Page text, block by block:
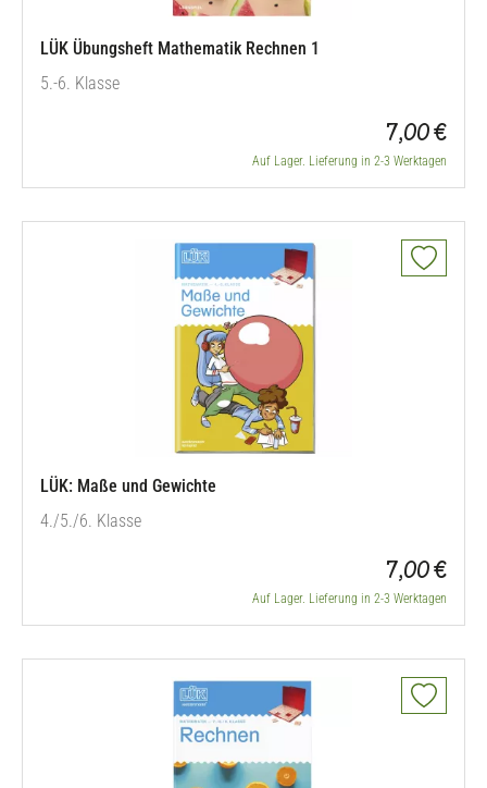
LÜK Übungsheft Mathematik Rechnen 1
5.-6. Klasse
7,00 €
Auf Lager. Lieferung in 2-3 Werktagen
LÜK: Maße und Gewichte
4./5./6. Klasse
7,00 €
Auf Lager. Lieferung in 2-3 Werktagen